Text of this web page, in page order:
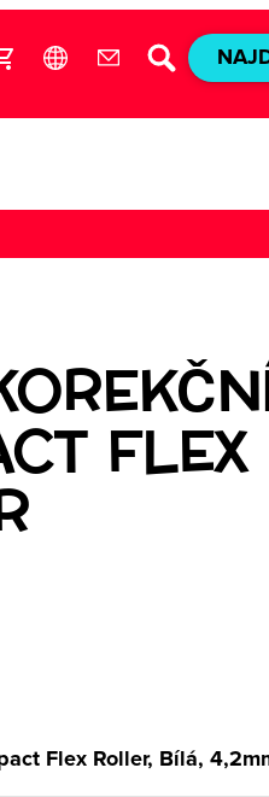
FLEX
Flex Roller, Bílá,